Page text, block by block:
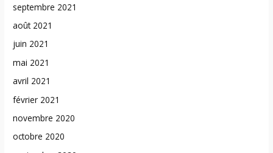
septembre 2021
août 2021
juin 2021
mai 2021
avril 2021
février 2021
novembre 2020
octobre 2020